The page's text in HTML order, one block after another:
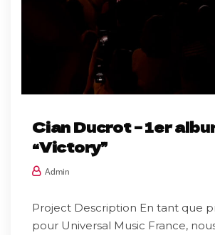
Cian Ducrot – 1er
“Victory”
Admin
Project Description En tant que
pour Universal Music France,